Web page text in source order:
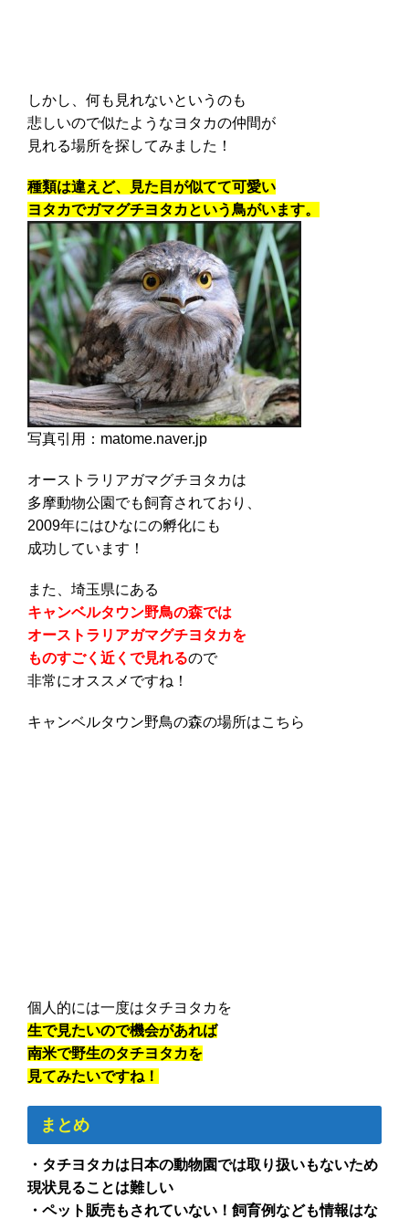
しかし、何も見れないというのも
悲しいので似たようなヨタカの仲間が
見れる場所を探してみました！
種類は違えど、見た目が似てて可愛い
ヨタカでガマグチヨタカという鳥がいます。
写真引用：matome.naver.jp
オーストラリアガマグチヨタカは
多摩動物公園でも飼育されており、
2009年にはひなにの孵化にも
成功しています！
また、埼玉県にある
キャンベルタウン野鳥の森では
オーストラリアガマグチヨタカを
ものすごく近くで見れるので
非常にオススメですね！
キャンベルタウン野鳥の森の場所はこちら
個人的には一度はタチヨタカを
生で見たいので機会があれば
南米で野生のタチヨタカを
見てみたいですね！
まとめ
・タチヨタカは日本の動物園では取り扱いもないため
現状見ることは難しい
・ペット販売もされていない！飼育例なども情報はな